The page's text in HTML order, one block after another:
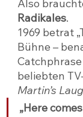
Also
Radikales.
1969 betrat
Bühne –
beliebten
Martin’s
„Here